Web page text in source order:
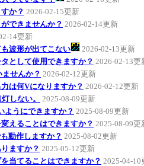
か？ 2026-02-15更新
できませんか？ 2026-02-14更新
14更新
波形が出てこない
2026-02-13更新
として使用できますか？ 2026-02-13更
せんか？ 2026-02-12更新
は何Vになりますか？ 2026-02-12更新
しない。
2025-08-09更新
ようにできますか？ 2025-08-09更新
えることはできますか？ 2025-08-09更
動作しますか？ 2025-08-02更新
ますか？ 2025-05-12更新
当てることはできますか？ 2025-04-10